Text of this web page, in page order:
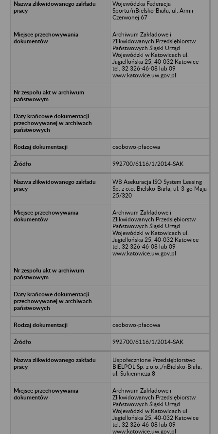
Wojewódzka Federacja
Sportu/nBielsko-Biała, ul. Armii
Czerwonej 67
Archiwum Zakładowe i
Zlikwidowanych Przedsiębiorstw
Państwowych Śląski Urząd
Wojewódzki w Katowicach ul.
Jagiellońska 25, 40-032 Katowice
tel. 32 326-46-08 lub 09
www.katowice.uw.gov.pl
osobowo-płacowa
992700/6116/1/2014-SAK
WB Asekuracja ISO System Leasing
Sp. z o.o. Bielsko-Biała, ul. 3-go Maja
25/320
Archiwum Zakładowe i
Zlikwidowanych Przedsiębiorstw
Państwowych Śląski Urząd
Wojewódzki w Katowicach ul.
Jagiellońska 25, 40-032 Katowice
tel. 32 326-46-08 lub 09
www.katowice.uw.gov.pl
osobowo-płacowa
992700/6116/1/2014-SAK
Uspołecznione Przedsiębiorstwo
BIELPOL Sp. z o.o.,/nBielsko-Biała,
ul. Sukiennicza 8
Archiwum Zakładowe i
Zlikwidowanych Przedsiębiorstw
Państwowych Śląski Urząd
Wojewódzki w Katowicach ul.
Jagiellońska 25, 40-032 Katowice
tel. 32 326-46-08 lub 09
www.katowice.uw.gov.pl